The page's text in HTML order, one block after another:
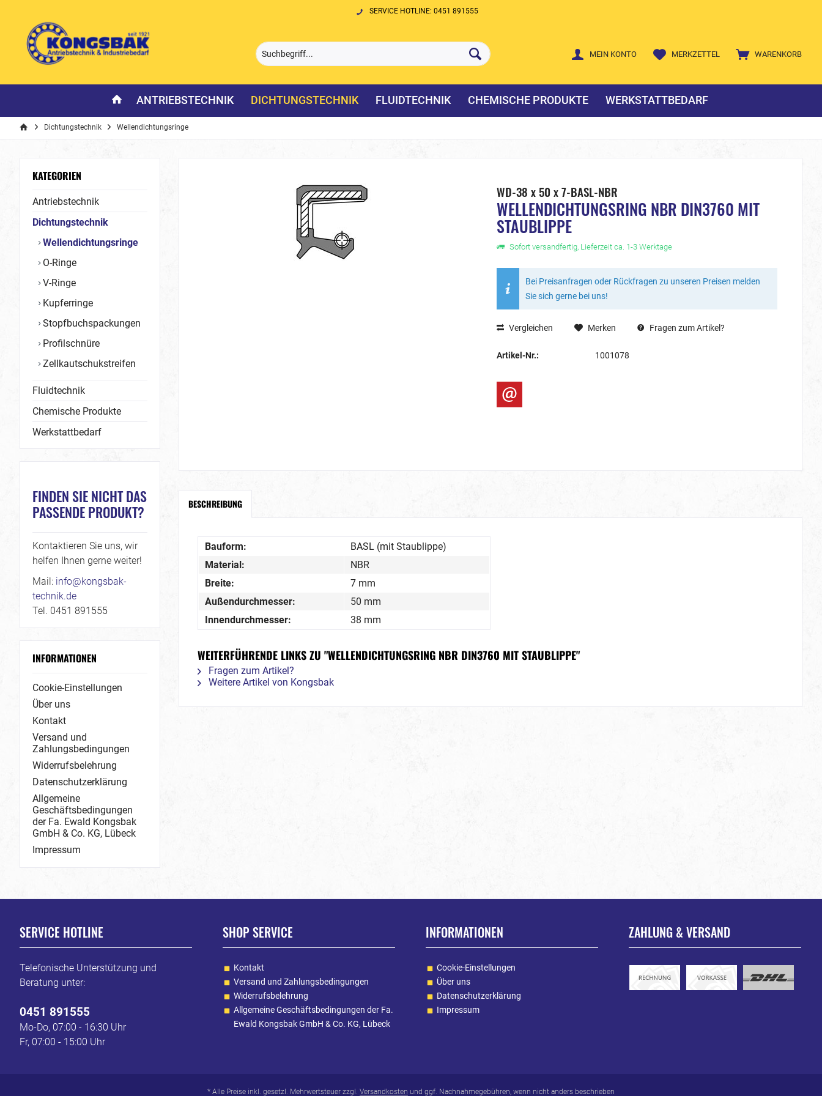
SERVICE HOTLINE: 0451 891555
WARENKORB
MERKZETTEL
MEIN KONTO
ANTRIEBSTECHNIK DICHTUNGSTECHNIK FLUIDTECHNIK CHEMISCHE PRODUKTE WERKSTATTBEDARF
Dichtungstechnik Wellendichtungsringe
KATEGORIEN
Antriebstechnik
Dichtungstechnik
Wellendichtungsringe
O-Ringe
V-Ringe
Kupferringe
Stopfbuchspackungen
Profilschnüre
Zellkautschukstreifen
Fluidtechnik
Chemische Produkte
Werkstattbedarf
FINDEN SIE NICHT DAS
PASSENDE PRODUKT?
Kontaktieren Sie uns, wir
helfen Ihnen gerne weiter!
Mail: info@kongsbak-
technik.de
Tel. 0451 891555
INFORMATIONEN
Cookie-Einstellungen
Über uns
Kontakt
Versand und
Zahlungsbedingungen
Widerrufsbelehrung
Datenschutzerklärung
Allgemeine
Geschäftsbedingungen
der Fa. Ewald Kongsbak
GmbH & Co. KG, Lübeck
Impressum
WD-38 x 50 x 7-BASL-NBR
WELLENDICHTUNGSRING NBR DIN3760 MIT
STAUBLIPPE
Sofort versandfertig, Lieferzeit ca. 1-3 Werktage
Bei Preisanfragen oder Rückfragen zu unseren Preisen melden
Sie sich gerne bei uns!
Vergleichen Merken Fragen zum Artikel?
Artikel-Nr.: 1001078
BESCHREIBUNG
Bauform:
BASL (mit Staublippe)
Material:
NBR
Breite:
7 mm
Außendurchmesser:
50 mm
Innendurchmesser:
38 mm
WEITERFÜHRENDE LINKS ZU "WELLENDICHTUNGSRING NBR DIN3760 MIT STAUBLIPPE"
Fragen zum Artikel?
Weitere Artikel von Kongsbak
SERVICE HOTLINE
Telefonische Unterstützung und
Beratung unter:
0451 891555
Mo-Do, 07:00 - 16:30 Uhr
Fr, 07:00 - 15:00 Uhr
SHOP SERVICE
Kontakt
Versand und Zahlungsbedingungen
Widerrufsbelehrung
Allgemeine Geschäftsbedingungen der Fa.
Ewald Kongsbak GmbH & Co. KG, Lübeck
INFORMATIONEN
Cookie-Einstellungen
Über uns
Datenschutzerklärung
Impressum
ZAHLUNG & VERSAND
* Alle Preise inkl. gesetzl. Mehrwertsteuer zzgl. Versandkosten und ggf. Nachnahmegebühren, wenn nicht anders beschrieben